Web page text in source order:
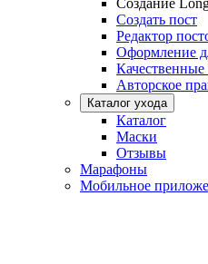
Создание
Создать пост
Редактор
Оформление
Качественные
Авторское
Каталог ухода
Каталог
Маски
Отзывы
Марафоны
Мобильное